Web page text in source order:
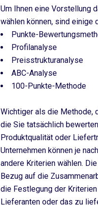
Um Ihnen eine Vorstellung
wählen können, sind einige
Punkte-
Profilanalyse
Preisstrukturanalyse
ABC-Analyse
100-Punkte-Methode
Wichtiger als die Methode,
die Sie tatsächlich
Produktqualität oder
Unternehmen können je
andere Kriterien wählen.
Bezug auf die
die Festlegung der
Lieferanten oder das zu